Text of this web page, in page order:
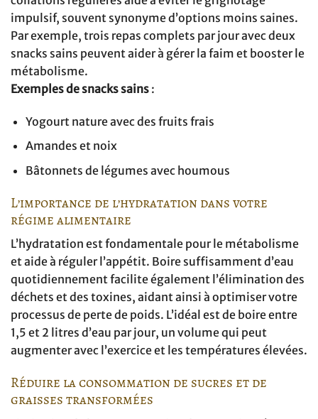
impulsif, souvent synonyme d’options moins saines.
Par exemple, trois repas complets par jour avec deux
snacks sains peuvent aider à gérer la faim et booster le
métabolisme.
Exemples de snacks sains :
Yogourt nature avec des fruits frais
Amandes et noix
Bâtonnets de légumes avec houmous
L’importance de l’hydratation dans votre
régime alimentaire
L’hydratation est fondamentale pour le métabolisme
et aide à réguler l’appétit. Boire suffisamment d’eau
quotidiennement facilite également l’élimination des
déchets et des toxines, aidant ainsi à optimiser votre
processus de perte de poids. L’idéal est de boire entre
1,5 et 2 litres d’eau par jour, un volume qui peut
augmenter avec l’exercice et les températures élevées.
Réduire la consommation de sucres et de
graisses transformées